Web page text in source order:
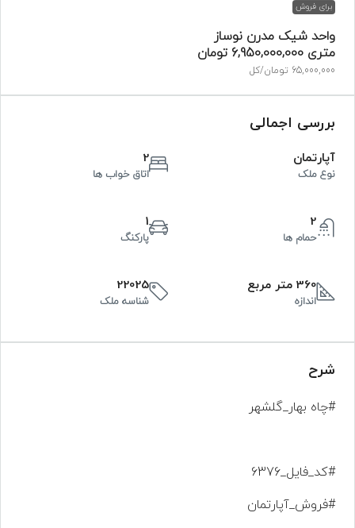
برای فروش
واحد شیک مدرن نوساز
متری 6,950,000,000 تومان
65,000,000 تومان /کل
بررسی اجمالی
آپارتمان
نوع ملک
2
اتاق خواب ها
2
حمام ها
1
پارکنگ
360 متر مربع
اندازه
22025
شناسه ملک
شرح
#چاه بهار_گلشهر
#کد_فایل_6376
#فروش_آپارتمان